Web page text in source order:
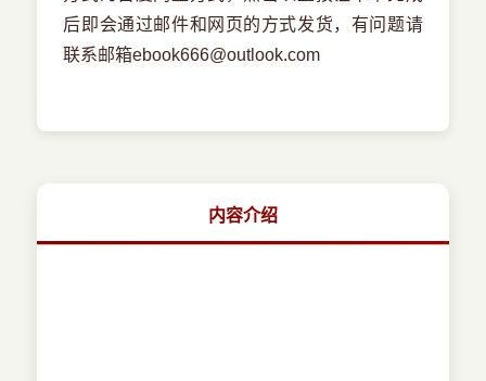
后即会通过邮件和网页的方式发货，有问题请
联系邮箱ebook666@outlook.com
内容介绍